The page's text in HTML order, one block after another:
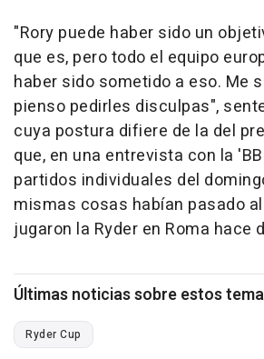
"Rory puede haber sido un
que es, pero todo el equipo
haber sido sometido a eso. Me
pienso pedirles disculpas",
cuya postura difiere de la del
que, en una entrevista con la
partidos individuales del
mismas cosas habían pasado
jugaron la Ryder en Roma hace
Últimas noticias sobre estos
Ryder Cup